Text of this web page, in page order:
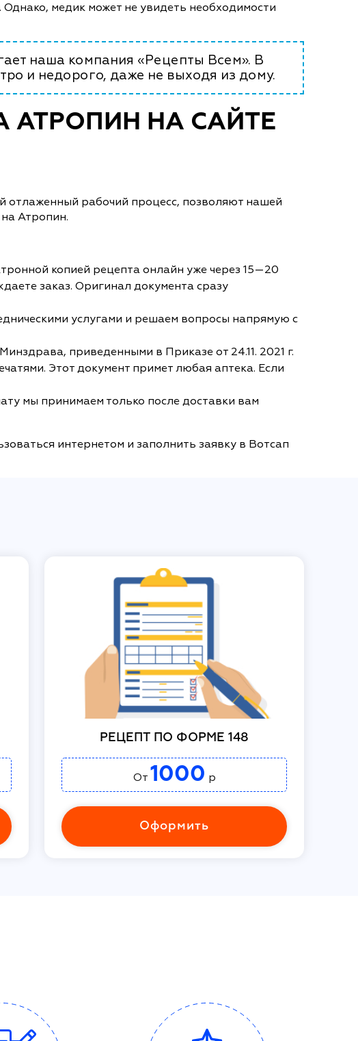
медик может не увидеть необходимости
наша компания «Рецепты Всем». В
и недорого, даже не выходя из дому.
АТРОПИН НА САЙТЕ
отлаженный рабочий процесс, позволяют нашей
Атропин.
копией рецепта онлайн уже через 15—20
заказ. Оригинал документа сразу
услугами и решаем вопросы напрямую с
приведенными в Приказе от 24.11. 2021 г.
Этот документ примет любая аптека. Если
мы принимаем только после доставки вам
интернетом и заполнить заявку в Вотсап
РЕЦЕПТ ПО ФОРМЕ 148
От 1000 р
Оформить